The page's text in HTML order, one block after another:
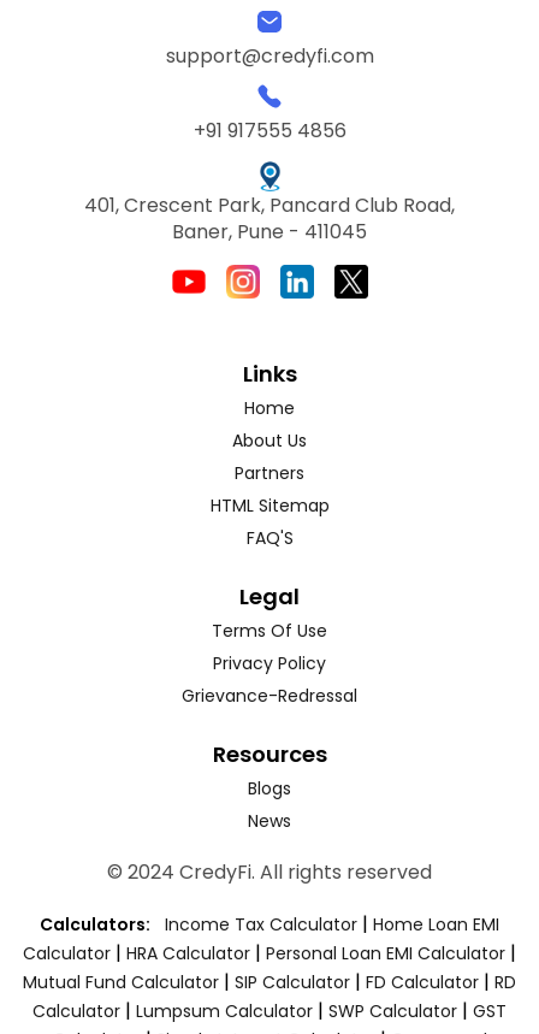
support@credyfi.com
+91 917555 4856
401, Crescent Park, Pancard Club Road,
Baner, Pune - 411045
Links
Home
About Us
Partners
HTML Sitemap
FAQ'S
Legal
Terms Of Use
Privacy Policy
Grievance-Redressal
Resources
Blogs
News
© 2024 CredyFi. All rights reserved
Calculators: Income Tax Calculator | Home Loan EMI
Calculator | HRA Calculator | Personal Loan EMI Calculator |
Mutual Fund Calculator | SIP Calculator | FD Calculator | RD
Calculator | Lumpsum Calculator | SWP Calculator | GST